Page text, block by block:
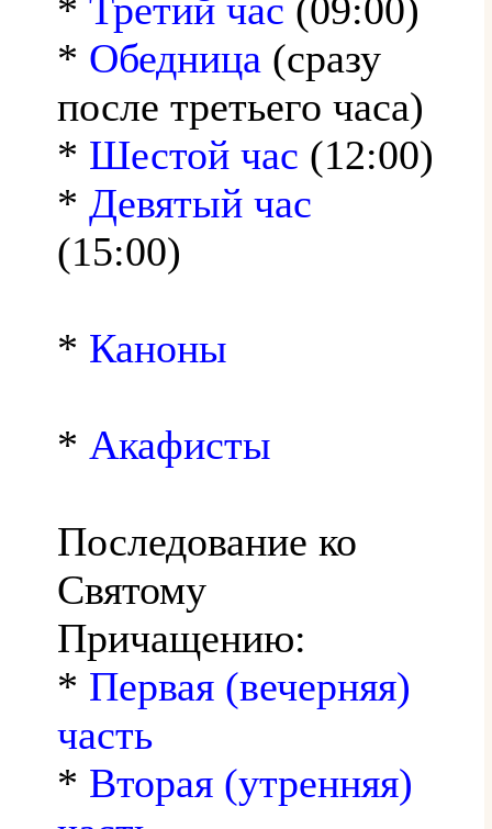
* Третий час (09:00)
* Обедница (сразу
после третьего часа)
* Шестой час (12:00)
* Девятый час
(15:00)
* Каноны
* Акафисты
Последование ко
Святому
Причащению:
* Первая (вечерняя)
часть
* Вторая (утренняя)